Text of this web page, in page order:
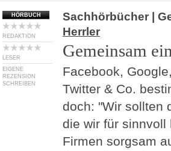
HÖRBUCH
REDAKTION
LESER
EIGENE
REZENSION
SCHREIBEN
Sachhörbücher |
Herrler
Gemeinsam
Facebook,
Twitter & Co.
doch: "Wir sollten
die wir für sinnvoll
Firmen sorgsam